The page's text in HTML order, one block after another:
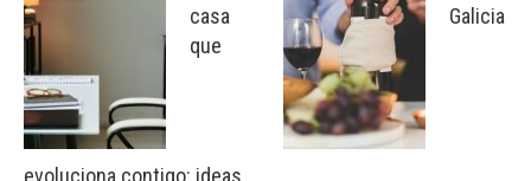
casa
que
evoluciona contigo: ideas
Galicia